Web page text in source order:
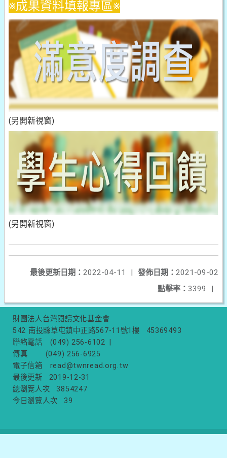
※成果資料填報專區※
(另開新視窗)
(另開新視窗)
發佈日期： 2021-09-02
最後更新日期： 2022-04-11
|
點擊率： 3399 |
財團法人台灣閱讀文化基金會
542 南投縣草屯鎮中正路567-11號1樓
45369493
聯絡電話
(049) 256-6102
傳真
(049) 256-6925
電子信箱
read@twnread.org.tw
最後更新
2019-12-31
總瀏覽人次
3854247
今日瀏覽人次
39